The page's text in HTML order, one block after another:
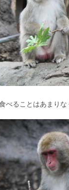
べることはあまり